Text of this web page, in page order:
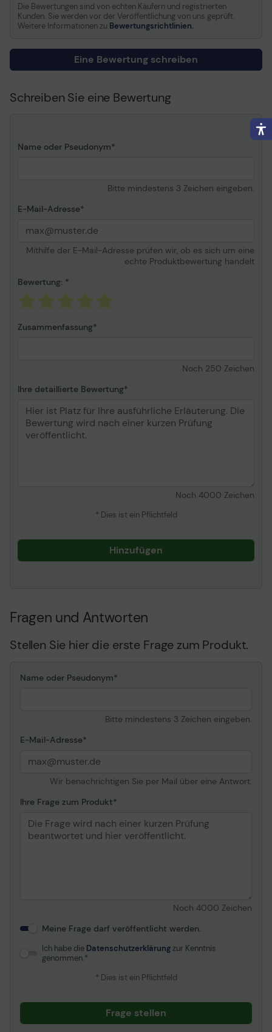
Die Bewertungen sind von echten Käufern und registrierten
Kunden. Sie werden vor der Veröffentlichung von uns geprüft.
Weitere Informationen zu Bewertungsrichtlinien.
Eine Bewertung schreiben
Schreiben Sie eine Bewertung
Name oder Pseudonym
Bitte mindestens 3 Zeichen eingeben.
E-Mail-Adresse
Mithilfe der E-Mail-Adresse prüfen wir, ob es sich um eine
echte Produktbewertung handelt
Bewertung:
Zusammenfassung
Noch 250 Zeichen
Ihre detaillierte Bewertung
Noch 4000 Zeichen
* Dies ist ein Pflichtfeld
Hinzufügen
Fragen und Antworten
Stellen Sie hier die erste Frage zum Produkt.
Name oder Pseudonym
Bitte mindestens 3 Zeichen eingeben.
E-Mail-Adresse
Wir benachrichtigen Sie per Mail über eine Antwort.
Ihre Frage zum Produkt
Noch 4000 Zeichen
Meine Frage darf veröffentlicht werden.
Ich habe die Datenschutzerklärungzur Kenntnis
genommen.
* Dies ist ein Pflichtfeld
Frage stellen